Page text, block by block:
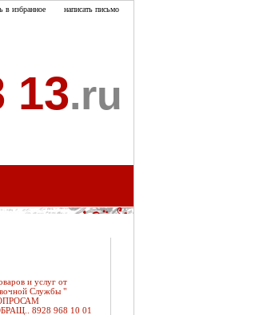
в избранное написать письмо
13.ru
и услуг от
Службы "
8928 968 10 01